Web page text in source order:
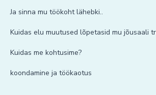
Ja sinna mu töökoht lähebki..
Kuidas elu muutused lõpetasid mu jõusaali
Kuidas me kohtusime?
koondamine ja töökaotus